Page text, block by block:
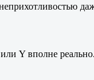
Y вполне